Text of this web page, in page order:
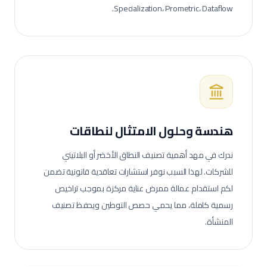
Specialization، Prometric، Dataflow.
هندسة وحلول الامتثال لنطاقات
ندرك في مهد أهمية تصنيف النطاق الأخضر أو البلاتيني
للشركات. لهذا السبب نوفر استشارات تعاقدية قانونية تضمن
لكم استقدام عمالةممرض عناية مركزةبموجب تراخيص
رسمية كاملة، مما يحمي حصص التوطين ويحفظ تصنيف
المنشأة.